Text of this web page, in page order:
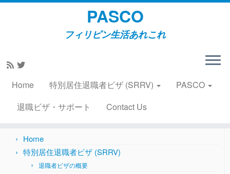
Skip
content
PASCO
フィリピン生活あれこれ
Home 特別居住退職者ビザ (SRRV)
PASCO
退職ビザ・サポート
Contact Us
Home
Search
Home
特別居住退職者ビザ (SRRV)
退職者ビザの概要